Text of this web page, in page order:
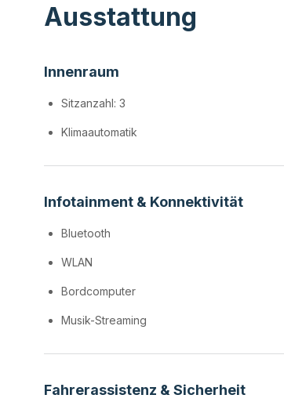
Ausstattung
Innenraum
Sitzanzahl: 3
Klimaautomatik
Infotainment & Konnektivität
Bluetooth
WLAN
Bordcomputer
Musik-Streaming
Fahrerassistenz & Sicherheit